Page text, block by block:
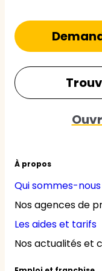
À propos
Qui sommes-
Nos agences de
Les aides et tarifs
Nos actualités et